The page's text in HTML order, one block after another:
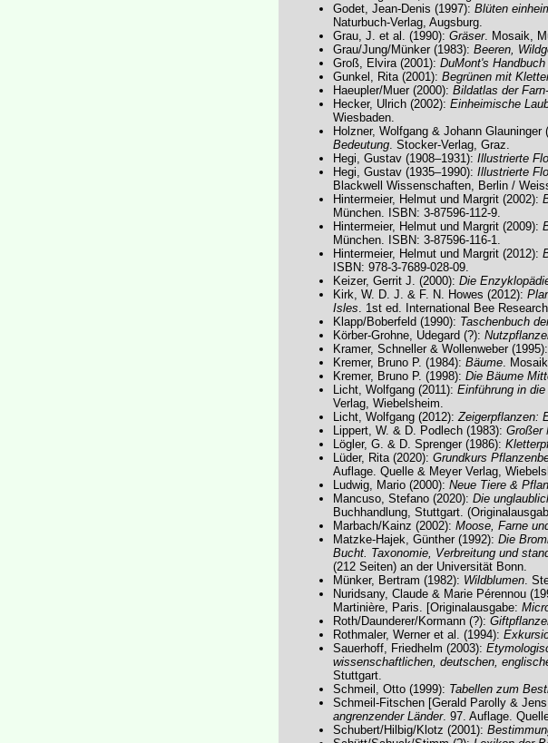
Godet, Jean-Denis (1997): Blüten
Naturbuch-Verlag, Augsburg.
Grau, J. et al. (1990): Gräser. Mosaik,
Grau/Jung/Münker (1983): Beeren,
Groß, Elvira (2001): DuMont's
Gunkel, Rita (2001): Begrünen mit
Haeupler/Muer (2000): Bildatlas der
Hecker, Ulrich (2002): Einheimische
Wiesbaden.
Holzner, Wolfgang & Johann Glauninger
Bedeutung . Stocker-Verlag, Graz.
Hegi, Gustav (1908–1931): Illustrierte
Hegi, Gustav (1935–1990): Illustrierte
Blackwell Wissenschaften, Berlin /
Hintermeier, Helmut und Margrit (2002):
München. ISBN: 3-87596-112-9.
Hintermeier, Helmut und Margrit (2009):
München. ISBN: 3-87596-116-1.
Hintermeier, Helmut und Margrit (2012):
ISBN: 978-3-7689-028-09.
Keizer, Gerrit J. (2000): Die
Kirk, W. D. J. & F. N. Howes (2012):
Isles . 1st ed. International Bee
Klapp/Boberfeld (1990): Taschenbuch
Körber-Grohne, Udegard (?):
Kramer, Schneller & Wollenweber (1995):
Kremer, Bruno P. (1984): Bäume .
Kremer, Bruno P. (1998): Die Bäume
Licht, Wolfgang (2011): Einführung in
Verlag, Wiebelsheim.
Licht, Wolfgang (2012): Zeigerpflanzen:
Lippert, W. & D. Podlech (1983): Großer
Lögler, G. & D. Sprenger (1986):
Lüder, Rita (2020): Grundkurs
Auflage. Quelle & Meyer Verlag,
Ludwig, Mario (2000): Neue Tiere &
Mancuso, Stefano (2020): Die
Buchhandlung, Stuttgart.
Marbach/Kainz (2002): Moose, Farne
Matzke-Hajek, Günther (1992): Die
Bucht. Taxonomie, Verbreitung und
(212 Seiten) an der Universität Bonn.
Münker, Bertram (1982): Wildblumen .
Nuridsany, Claude & Marie Pérennou
Martinière, Paris. [Originalausgabe:
Roth/Daunderer/Kormann (?):
Rothmaler, Werner et al. (1994):
Sauerhoff, Friedhelm (2003):
wissenschaftlichen, deutschen,
Stuttgart.
Schmeil, Otto (1999): Tabellen zum
Schmeil-Fitschen [Gerald Parolly &
angrenzender Länder. 97. Auflage.
Schubert/Hilbig/Klotz (2001):